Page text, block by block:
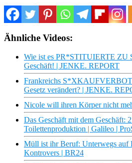
Ähnliche Videos:
Wie ist es PR*STITUIERTE ZU
Geschäft! | JENKE. REPORT
Frankreichs
Gesetz verändert? | JENKE.
Nicole will ihren Körper nicht
Das Geschäft mit dem Geschäft:
Toilettenproduktion | Galileo |
Müll ist ihr Beruf: Unterwegs auf
Kontrovers | BR24